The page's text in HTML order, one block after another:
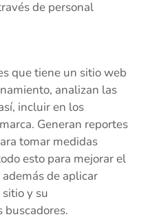
de personal
que tiene un sitio web
analizan las
incluir en los
Generan reportes
tomar medidas
esto para mejorar el
de aplicar
y su